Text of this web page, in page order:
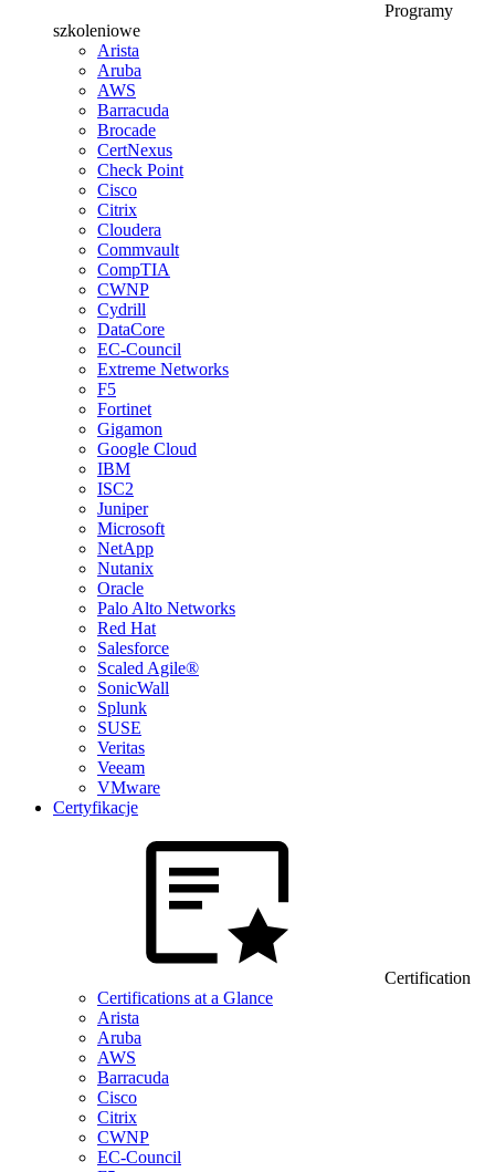
Programy
szkoleniowe
Arista
Aruba
AWS
Barracuda
Brocade
CertNexus
Check Point
Cisco
Citrix
Cloudera
Commvault
CompTIA
CWNP
Cydrill
DataCore
EC-Council
Extreme Networks
F5
Fortinet
Gigamon
Google Cloud
IBM
ISC2
Juniper
Microsoft
NetApp
Nutanix
Oracle
Palo Alto Networks
Red Hat
Salesforce
Scaled Agile®
SonicWall
Splunk
SUSE
Veritas
Veeam
VMware
Certyfikacje
Certification
Certifications at a Glance
Arista
Aruba
AWS
Barracuda
Cisco
Citrix
CWNP
EC-Council